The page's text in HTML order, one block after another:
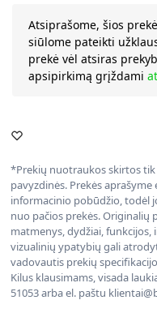
Atsiprašome, šios
siūlome pateikti
prekė vėl atsiras
apsipirkimą grįždami
*Prekių nuotraukos skirtos
pavyzdinės. Prekės
informacinio pobūdžio, todėl
nuo pačios prekės. Originalių
matmenys, dydžiai,
vizualinių ypatybių gali
vadovautis prekių
Kilus klausimams, visada
51053 arba el. paštu